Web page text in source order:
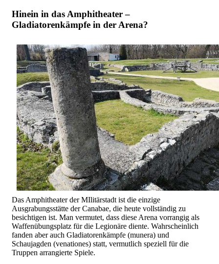
Hinein in das Amphitheater –
Gladiatorenkämpfe in der Arena?
Das Amphitheater der MIlitärstadt ist die einzige
Ausgrabungsstätte der Canabae, die heute vollständig zu
besichtigen ist. Man vermutet, dass diese Arena vorrangig als
Waffenübungsplatz für die Legionäre diente. Wahrscheinlich
fanden aber auch Gladiatorenkämpfe (munera) und
Schaujagden (venationes) statt, vermutlich speziell für die
Truppen arrangierte Spiele.